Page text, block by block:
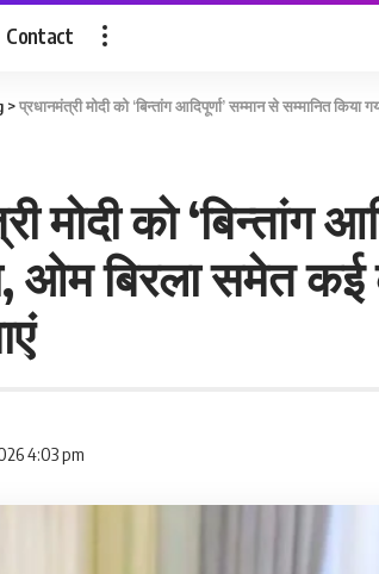
Contact
>प्रधानमंत्री मोदी को ‘बिन्तांग आदिपूर्णा’ सम्मान से सम्मानित
मोदी को ‘बिन्तांग
ओम बिरला समेत कई
4:03 pm